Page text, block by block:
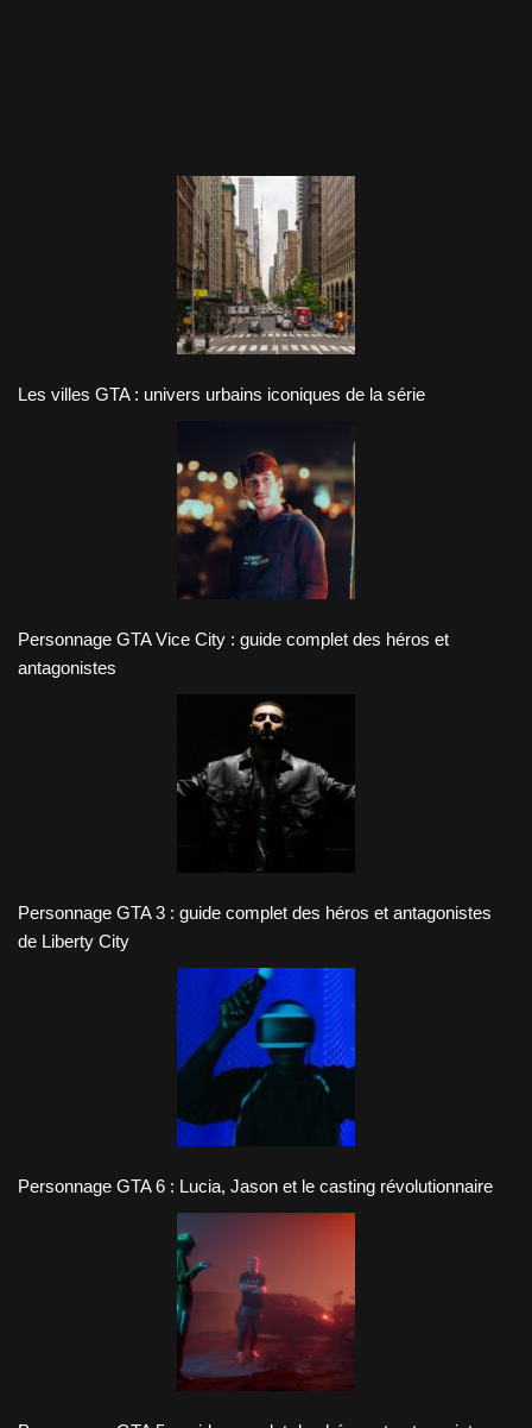
Les villes GTA : univers urbains iconiques de la série
Personnage GTA Vice City : guide complet des héros et
antagonistes
Personnage GTA 3 : guide complet des héros et antagonistes
de Liberty City
Personnage GTA 6 : Lucia, Jason et le casting révolutionnaire